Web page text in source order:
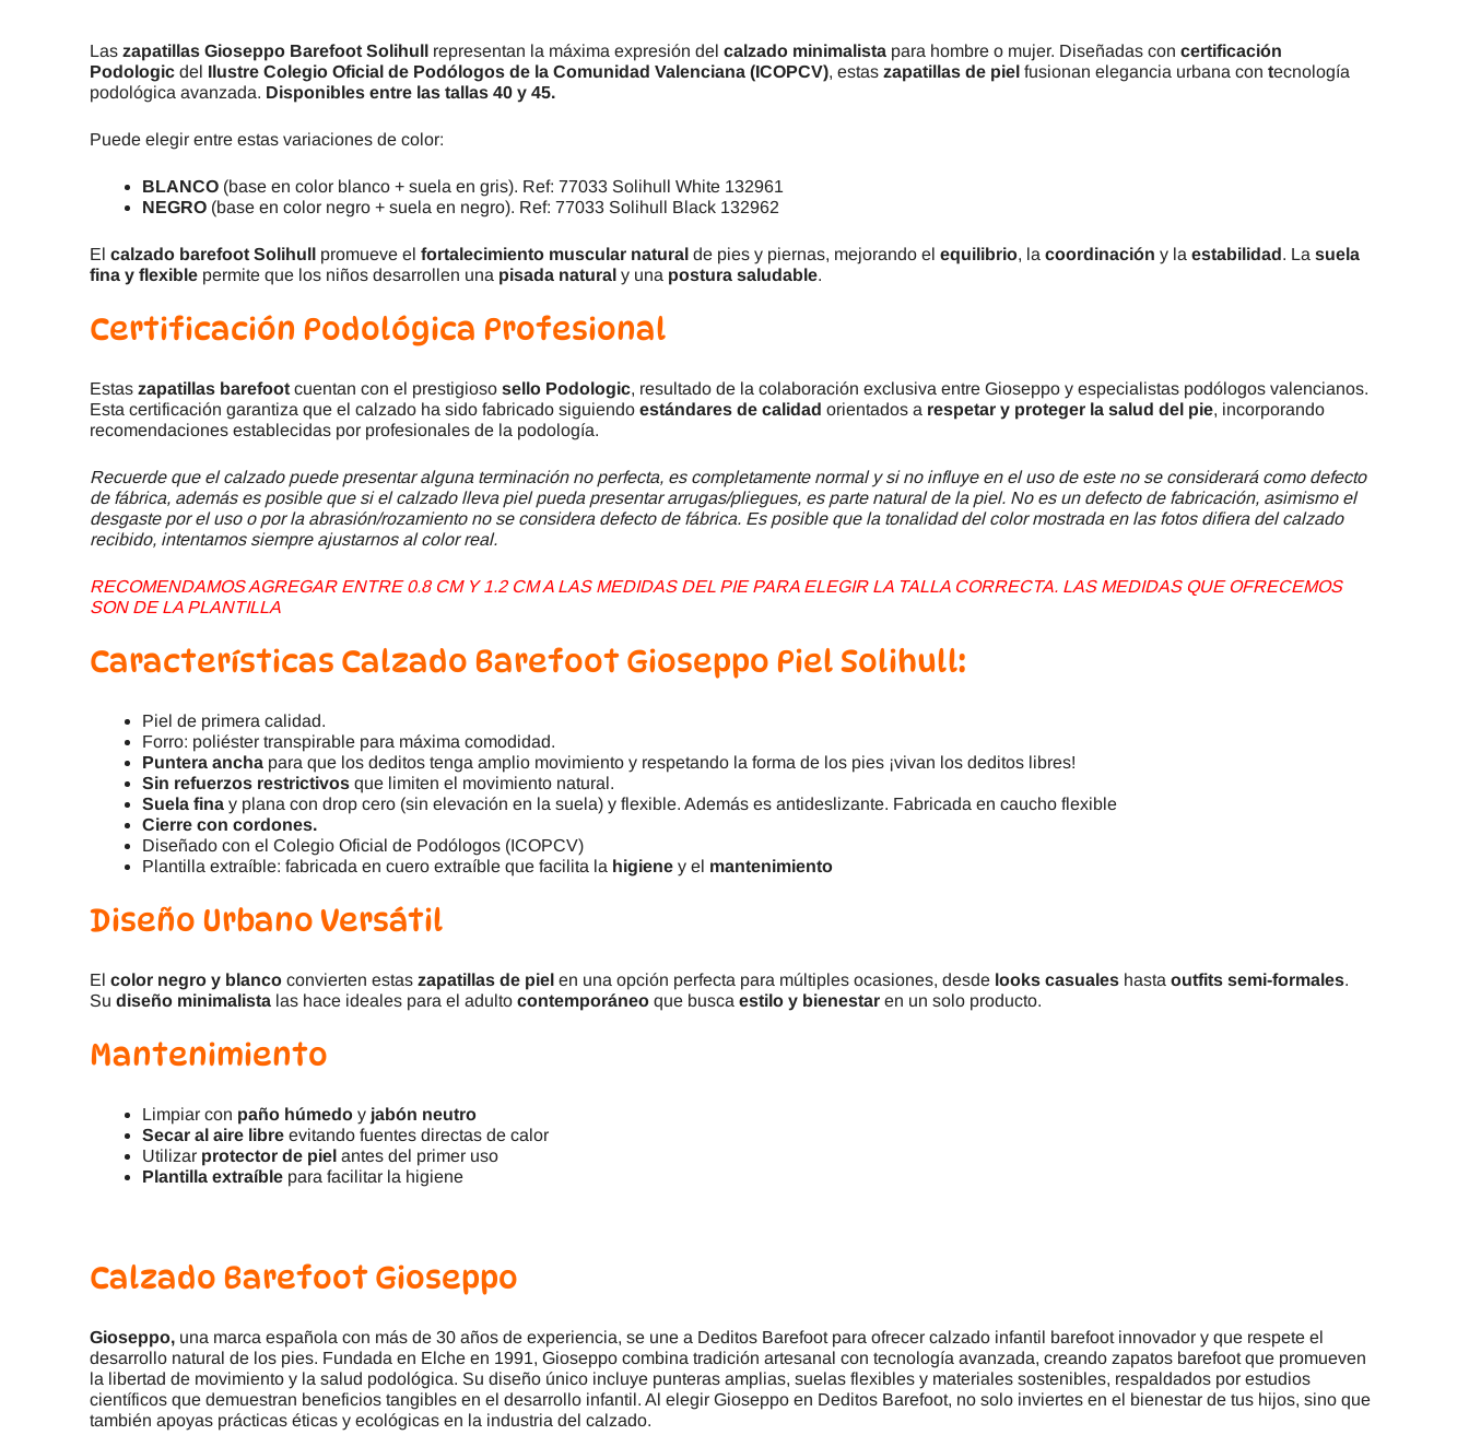
Las zapatillas Gioseppo Barefoot Solihull representan la máxima expresión del calzado minimalista para hombre o mujer. Diseñadas con certificación
Podologic del Ilustre Colegio Oficial de Podólogos de la Comunidad Valenciana (ICOPCV), estas zapatillas de piel fusionan elegancia urbana con tecnología
podológica avanzada. Disponibles entre las tallas 40 y 45.
Puede elegir entre estas variaciones de color:
BLANCO (base en color blanco + suela en gris). Ref: 77033 Solihull White 132961
NEGRO (base en color negro + suela en negro). Ref: 77033 Solihull Black 132962
El calzado barefoot Solihull promueve el fortalecimiento muscular natural de pies y piernas, mejorando el equilibrio, la coordinación y la estabilidad. La suela
fina y flexible permite que los niños desarrollen una pisada natural y una postura saludable.
Certificación Podológica Profesional
Estas zapatillas barefoot cuentan con el prestigioso sello Podologic, resultado de la colaboración exclusiva entre Gioseppo y especialistas podólogos valencianos.
Esta certificación garantiza que el calzado ha sido fabricado siguiendo estándares de calidad orientados a respetar y proteger la salud del pie, incorporando
recomendaciones establecidas por profesionales de la podología.
Recuerde que el calzado puede presentar alguna terminación no perfecta, es completamente normal y si no influye en el uso de este no se considerará como defecto
de fábrica, además es posible que si el calzado lleva piel pueda presentar arrugas/pliegues, es parte natural de la piel. No es un defecto de fabricación, asimismo el
desgaste por el uso o por la abrasión/rozamiento no se considera defecto de fábrica. Es posible que la tonalidad del color mostrada en las fotos difiera del calzado
recibido, intentamos siempre ajustarnos al color real.
RECOMENDAMOS AGREGAR ENTRE 0.8 CM Y 1.2 CM A LAS MEDIDAS DEL PIE PARA ELEGIR LA TALLA CORRECTA. LAS MEDIDAS QUE OFRECEMOS
SON DE LA PLANTILLA
Características Calzado Barefoot Gioseppo Piel Solihull:
Piel de primera calidad.
Forro: poliéster transpirable para máxima comodidad.
Puntera ancha para que los deditos tenga amplio movimiento y respetando la forma de los pies ¡vivan los deditos libres!
Sin refuerzos restrictivos que limiten el movimiento natural.
Suela fina y plana con drop cero (sin elevación en la suela) y flexible. Además es antideslizante. Fabricada en caucho flexible
Cierre con cordones.
Diseñado con el Colegio Oficial de Podólogos (ICOPCV)
Plantilla extraíble: fabricada en cuero extraíble que facilita la higiene y el mantenimiento
Diseño Urbano Versátil
El color negro y blanco convierten estas zapatillas de piel en una opción perfecta para múltiples ocasiones, desde looks casuales hasta outfits semi-formales.
Su diseño minimalista las hace ideales para el adulto contemporáneo que busca estilo y bienestar en un solo producto.
Mantenimiento
Limpiar con paño húmedo y jabón neutro
Secar al aire libre evitando fuentes directas de calor
Utilizar protector de piel antes del primer uso
Plantilla extraíble para facilitar la higiene
Calzado Barefoot Gioseppo
Gioseppo, una marca española con más de 30 años de experiencia, se une a Deditos Barefoot para ofrecer calzado infantil barefoot innovador y que respete el
desarrollo natural de los pies. Fundada en Elche en 1991, Gioseppo combina tradición artesanal con tecnología avanzada, creando zapatos barefoot que promueven
la libertad de movimiento y la salud podológica. Su diseño único incluye punteras amplias, suelas flexibles y materiales sostenibles, respaldados por estudios
científicos que demuestran beneficios tangibles en el desarrollo infantil. Al elegir Gioseppo en Deditos Barefoot, no solo inviertes en el bienestar de tus hijos, sino que
también apoyas prácticas éticas y ecológicas en la industria del calzado.